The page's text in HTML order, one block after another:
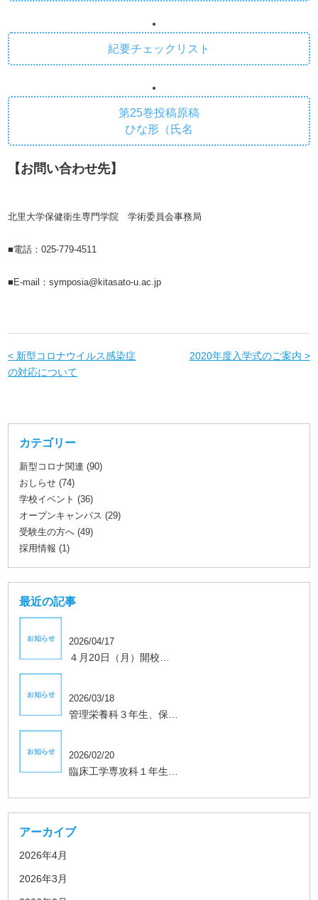
紀要チェックリスト
第25巻投稿原稿
ひな形（氏名
【お問い合わせ先】
北里大学保健衛生専門学院 学術委員会事務局
■電話：025-779-4511
■E-mail：symposia@kitasato-u.ac.jp
< 新型コロナウイルス感染症
の対応について
2020年度入学式のご案内 >
カテゴリー
新型コロナ関連 (90)
おしらせ (74)
学校イベント (36)
オープンキャンパス (29)
受験生の方へ (49)
採用情報 (1)
最近の記事
2026/04/17
４月20日（月）開校…
2026/03/18
管理栄養科３年生、保…
2026/02/20
臨床工学専攻科１年生…
アーカイブ
2026年4月
2026年3月